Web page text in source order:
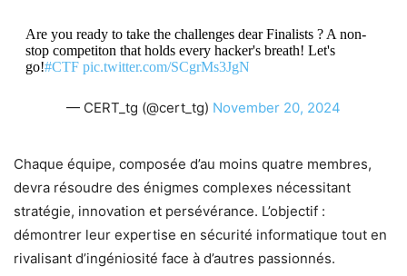
Are you ready to take the challenges dear Finalists ? A non-
stop competiton that holds every hacker's breath! Let's
go!#CTF pic.twitter.com/SCgrMs3JgN
— CERT_tg (@cert_tg) November 20, 2024
Chaque équipe, composée d’au moins quatre membres,
devra résoudre des énigmes complexes nécessitant
stratégie, innovation et persévérance. L’objectif :
démontrer leur expertise en sécurité informatique tout en
rivalisant d’ingéniosité face à d’autres passionnés.